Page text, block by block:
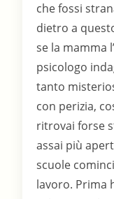
che fossi
dietro a
se la mamma
psicologo
tanto
con perizia,
ritrovai forse
assai più
scuole
lavoro. Prima